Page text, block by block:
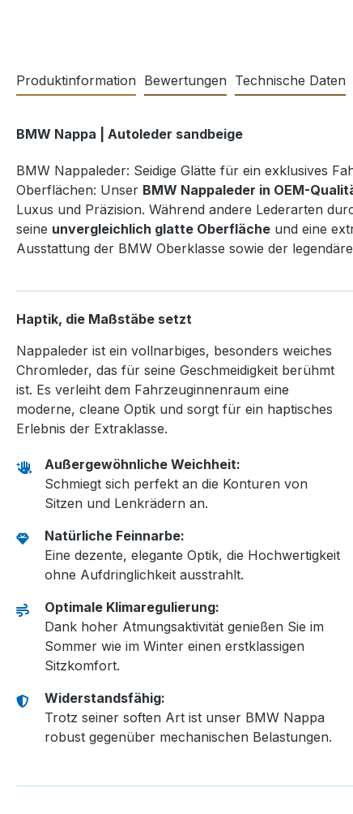
Produktinformation Bewertungen Technische Daten
BMW Nappa | Autoleder sandbeige
BMW Nappaleder: Seidige Glätte für ein exklusives
Oberflächen: Unser BMW Nappaleder in OEM-
Luxus und Präzision. Während andere Lederarten
seine unvergleichlich glatte Oberfläche und eine
Ausstattung der BMW Oberklasse sowie der
Haptik, die Maßstäbe setzt
Nappaleder ist ein vollnarbiges, besonders weiches
Chromleder, das für seine Geschmeidigkeit berühmt
ist. Es verleiht dem Fahrzeuginnenraum eine
moderne, cleane Optik und sorgt für ein haptisches
Erlebnis der Extraklasse.
Außergewöhnliche Weichheit:
Schmiegt sich perfekt an die Konturen von
Sitzen und Lenkrädern an.
Natürliche Feinnarbe:
Eine dezente, elegante Optik, die Hochwertigkeit
ohne Aufdringlichkeit ausstrahlt.
Optimale Klimaregulierung:
Dank hoher Atmungsaktivität genießen Sie im
Sommer wie im Winter einen erstklassigen
Sitzkomfort.
Widerstandsfähig:
Trotz seiner soften Art ist unser BMW Nappa
robust gegenüber mechanischen Belastungen.